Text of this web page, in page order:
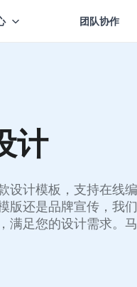
团队协作
计
设计模板，支持在线
版还是品牌宣传，我
满足您的设计需求。